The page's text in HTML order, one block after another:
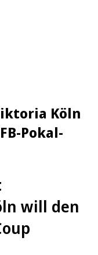
Köln
Pokal-
will den